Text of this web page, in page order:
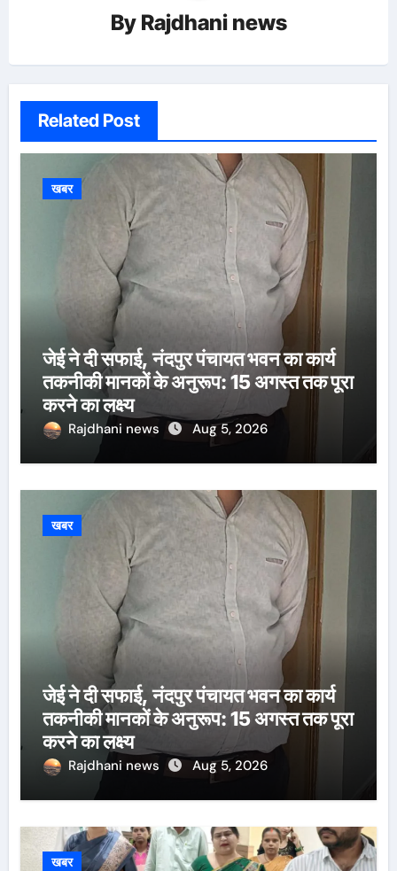
By Rajdhani news
Related Post
खबर
जेई ने दी सफाई, नंदपुर पंचायत भवन का कार्य
तकनीकी मानकों के अनुरूप: 15 अगस्त तक पूरा
करने का लक्ष्य
Rajdhani news Aug 5, 2026
खबर
जेई ने दी सफाई, नंदपुर पंचायत भवन का कार्य
तकनीकी मानकों के अनुरूप: 15 अगस्त तक पूरा
करने का लक्ष्य
Rajdhani news Aug 5, 2026
खबर